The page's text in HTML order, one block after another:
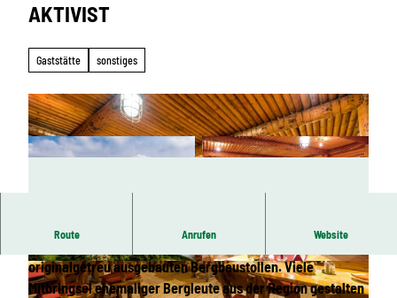
AKTIVIST
Gaststätte sonstiges
© Pixacon, Oelsnitz, Kurgesellschaft Schlema m
bH |CC-BY-SA
© Kurgesellschaft Schlema mbH (Bad Schlem
a), Kurgesellschaft Schlema mbH (Bad Schlem
a)
Route Anrufen Website
originalgetreu ausgebauten Bergbaustollen. Viele
Mitbringsel ehemaliger Bergleute aus der Region gestalten